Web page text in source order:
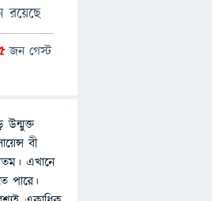
জন গেস্ট
উন্মুক্ত
বী
এখানে
পারে।